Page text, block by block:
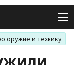
оружие и технику